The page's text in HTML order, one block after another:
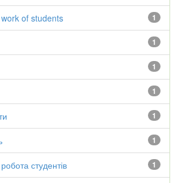
1
of students
1
1
1
1
1
1
студентів